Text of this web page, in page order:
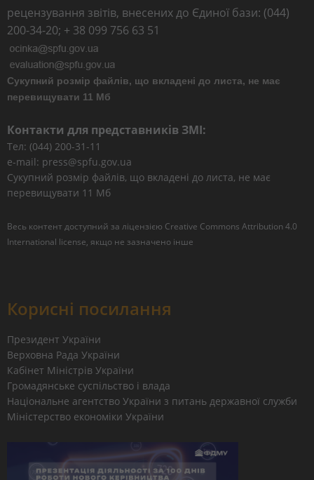
рецензування звітів, внесених до Єдиної бази: (044)
200-34-20; + 38 099 756 63 51
Сукупний розмір файлів, що вкладені до листа, не має
перевищувати 11 Мб
Контакти для представників ЗМІ:
Тел: (044) 200-31-11
e-mail: press@spfu.gov.ua
Сукупний розмір файлів, що вкладені до листа, не має
перевищувати 11 Мб
Весь контент доступний за ліцензією Creative Commons Attribution 4.0
International license, якщо не зазначено інше
Корисні посилання
Президент України
Верховна Рада України
Кабінет Міністрів України
Громадянське суспільство і влада
Національне агентство України з питань державної служби
Міністерство економіки України